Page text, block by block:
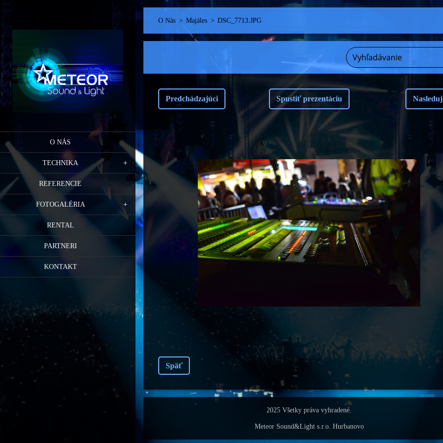
O NÁS
TECHNIKA
REFERENCIE
FOTOGALÉRIA
RENTAL
PARTNERI
KONTAKT
O Nás > Majáles > DSC_7713.JPG
Predchádzajúci Spustiť prezentáciu
Späť
2025 Všetky práva vyhradené.
Meteor Sound&Light s.r.o. Hurbanovo